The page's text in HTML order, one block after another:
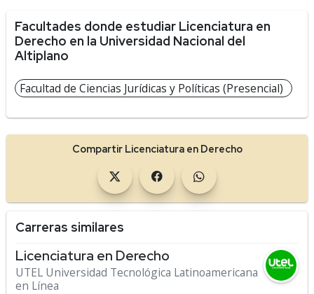
Facultades donde estudiar Licenciatura en
Derecho en la Universidad Nacional del
Altiplano
Facultad de Ciencias Jurídicas y Políticas (Presencial)
Compartir Licenciatura en Derecho
Carreras similares
Licenciatura en Derecho
UTEL Universidad Tecnológica Latinoamericana
en Línea